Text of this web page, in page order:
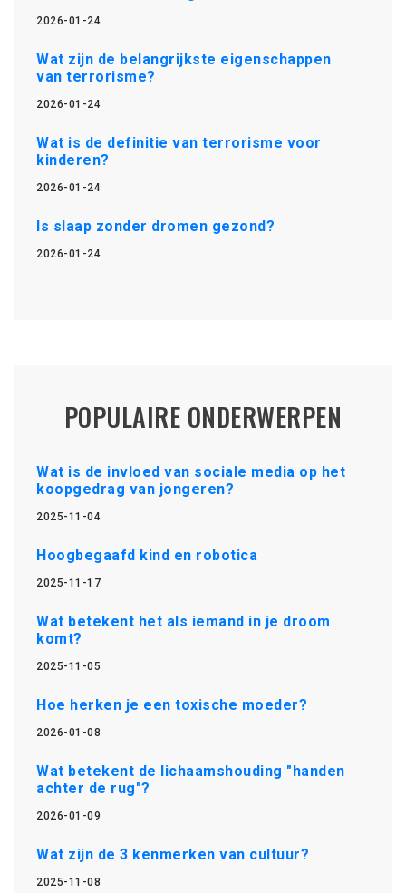
2026-01-24
Wat zijn de belangrijkste eigenschappen
van terrorisme?
2026-01-24
Wat is de definitie van terrorisme voor
kinderen?
2026-01-24
Is slaap zonder dromen gezond?
2026-01-24
POPULAIRE ONDERWERPEN
Wat is de invloed van sociale media op het
koopgedrag van jongeren?
2025-11-04
Hoogbegaafd kind en robotica
2025-11-17
Wat betekent het als iemand in je droom
komt?
2025-11-05
Hoe herken je een toxische moeder?
2026-01-08
Wat betekent de lichaamshouding "handen
achter de rug"?
2026-01-09
Wat zijn de 3 kenmerken van cultuur?
2025-11-08